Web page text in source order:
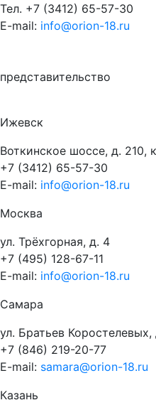
Тел. +7 (3412) 65-57-30
E-mail: info@orion-18.ru
представительство
Ижевск
Воткинское шоссе, д. 210,
+7 (3412) 65-57-30
E-mail: info@orion-18.ru
Москва
ул. Трёхгорная, д. 4
+7 (495) 128-67-11
E-mail: info@orion-18.ru
Самара
ул. Братьев Коростелевых,
+7 (846) 219-20-77
E-mail: samara@orion-18.ru
Казань